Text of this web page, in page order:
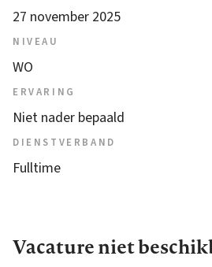
27 november 2025
NIVEAU
WO
ERVARING
Niet nader bepaald
DIENSTVERBAND
Fulltime
Vacature niet